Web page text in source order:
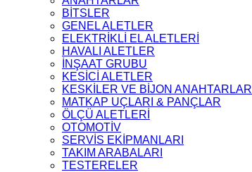
BİTSLER
GENEL ALETLER
ELEKTRİKLİ EL ALETLERİ
HAVALI ALETLER
İNŞAAT GRUBU
KESİCİ ALETLER
KESKİLER VE BİJON ANAHTARLARI
MATKAP UÇLARI & PANÇLAR
ÖLÇÜ ALETLERİ
OTOMOTİV
SERVİS EKİPMANLARI
TAKIM ARABALARI
TESTERELER